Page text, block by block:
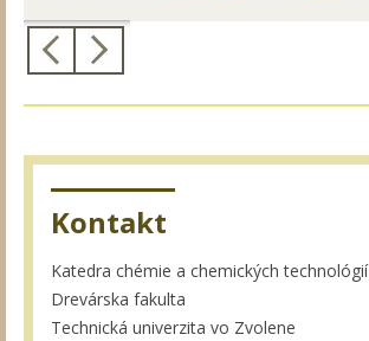
Kontakt
Katedra chémie a chemických technológií
Drevárska fakulta
Technická univerzita vo Zvolene